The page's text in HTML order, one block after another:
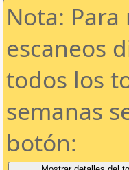
Nota:
escaneos
todos los
semanas
botón: